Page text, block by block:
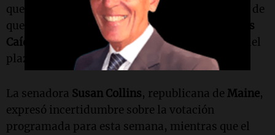
que no se sometería el paquete a votación antes de
que el Senado se tome un receso por el
Día de los
Caídos
, lo que pone en riesgo el cumplimiento del
plazo del
1 de junio establecido por Trump.
La senadora Susan Collins, republicana de Maine,
expresó incertidumbre sobre la votación
programada para esta semana, mientras que el